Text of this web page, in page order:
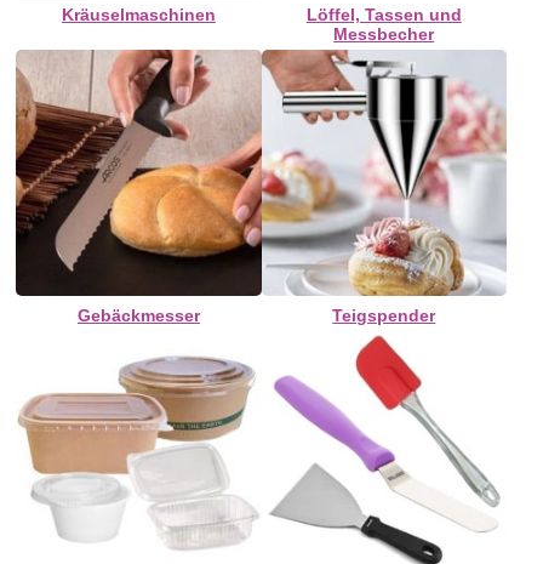
Kräuselmaschinen
Löffel, Tassen und
Messbecher
Gebäckmesser Teigspender